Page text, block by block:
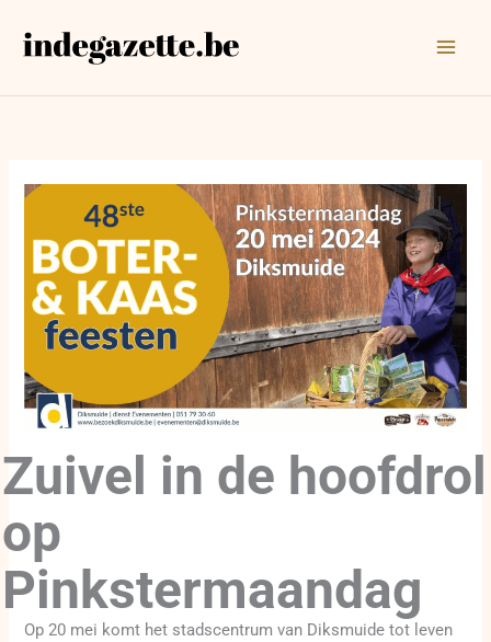
naar
Zuivel in de hoofdrol
op
Pinkstermaandag
Op 20 mei komt het stadscentrum van Diksmuide tot leven